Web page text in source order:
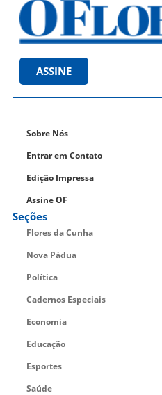
ASSINE
Sobre Nós
Entrar em Contato
Edição Impressa
Assine OF
Seções
Flores da Cunha
Nova Pádua
Política
Cadernos Especiais
Economia
Educação
Esportes
Saúde